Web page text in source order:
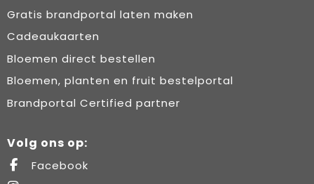
Gratis brandportal laten maken
Cadeaukaarten
Bloemen direct bestellen
Bloemen, planten en fruit bestelportal
Brandportal Certified partner
Volg ons op:
Facebook